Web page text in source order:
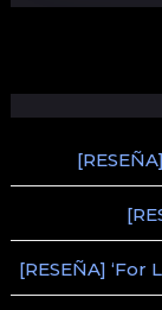
[RESEÑA]